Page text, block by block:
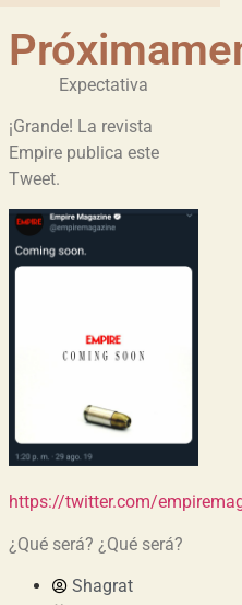
Expectativa
¡Grande! La revista
Empire publica este
Tweet.
https://twitter.com/
¿Qué será? ¿Qué será?
Shagrat